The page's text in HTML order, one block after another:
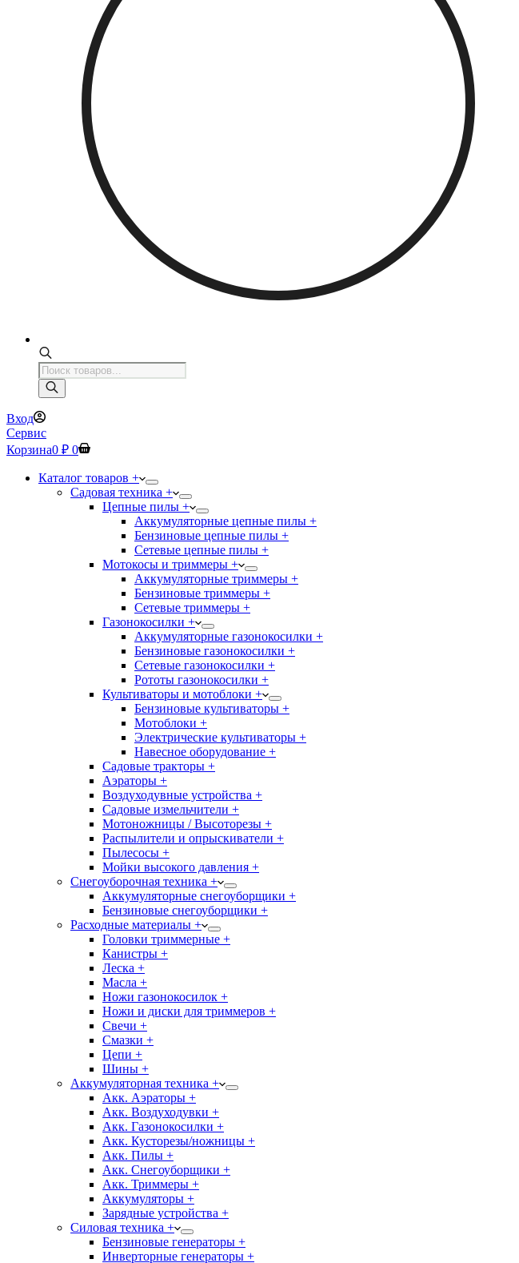
Поиск
товаров
Вход
Сервис
Корзина0 ₽ 0
Каталог товаров +
Садовая техника +
Цепные пилы +
Аккумуляторные цепные пилы +
Бензиновые цепные пилы +
Сетевые цепные пилы +
Мотокосы и триммеры +
Аккумуляторные триммеры +
Бензиновые триммеры +
Сетевые триммеры +
Газонокосилки +
Аккумуляторные газонокосилки +
Бензиновые газонокосилки +
Сетевые газонокосилки +
Рототы газонокосилки +
Культиваторы и мотоблоки +
Бензиновые культиваторы +
Мотоблоки +
Электрические культиваторы +
Навесное оборудование +
Садовые тракторы +
Аэраторы +
Воздуходувные устройства +
Садовые измельчители +
Мотоножницы / Высоторезы +
Распылители и опрыскиватели +
Пылесосы +
Мойки высокого давления +
Снегоуборочная техника +
Аккумуляторные снегоуборщики +
Бензиновые снегоуборщики +
Расходные материалы +
Головки триммерные +
Канистры +
Леска +
Масла +
Ножи газонокосилок +
Ножи и диски для триммеров +
Свечи +
Смазки +
Цепи +
Шины +
Аккумуляторная техника +
Акк. Аэраторы +
Акк. Воздуходувки +
Акк. Газонокосилки +
Акк. Кусторезы/ножницы +
Акк. Пилы +
Акк. Снегоуборщики +
Акк. Триммеры +
Аккумуляторы +
Зарядные устройства +
Силовая техника +
Бензиновые генераторы +
Инверторные генераторы +